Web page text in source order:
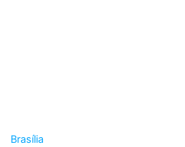
Brasília